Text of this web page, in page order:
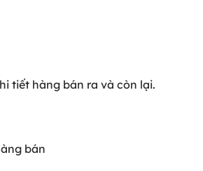
tiết hàng bán ra và còn lại.
bán